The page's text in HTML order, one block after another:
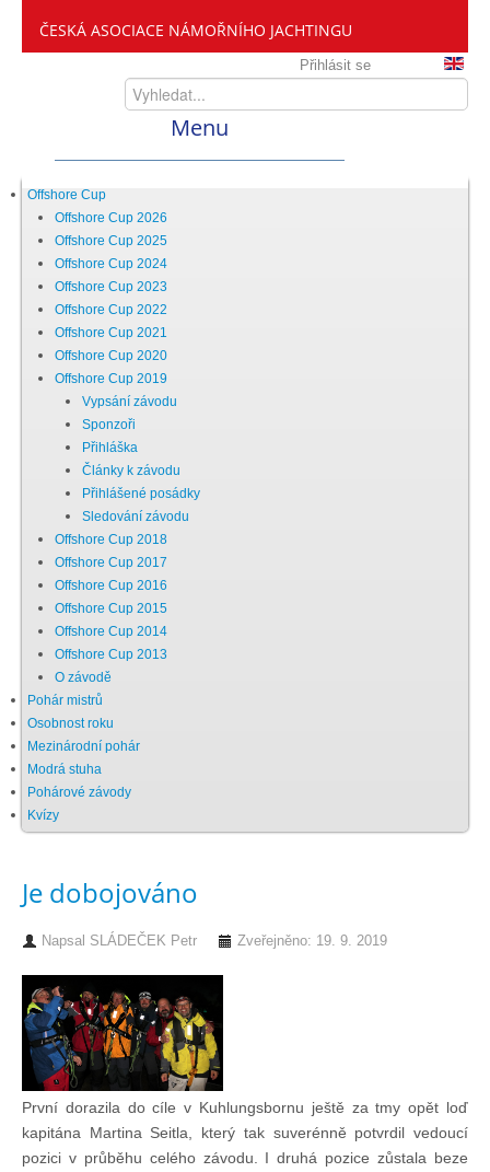
ČESKÁ ASOCIACE NÁMOŘNÍHO JACHTINGU
Přihlásit se
Menu
Home
ČANY
Kdo jsme
Zveme vás mezi nás
Setkání ČANY
Chci se stát členem
Oznámení
Členské příspěvky
Dokumenty ke stažení
Ochrana osobních údajů
Legislativní proces
Doklady osob
Lodě - technika (tech. způsobilost)
Lodě - registrace
Offshore Cup
Offshore Cup 2026
Offshore Cup 2025
Offshore Cup 2024
Offshore Cup 2023
Offshore Cup 2022
Offshore Cup 2021
Offshore Cup 2020
Offshore Cup 2019
Vypsání závodu
Sponzoři
Přihláška
Články k závodu
Přihlášené posádky
Sledování závodu
Offshore Cup 2018
Offshore Cup 2017
Offshore Cup 2016
Offshore Cup 2015
Offshore Cup 2014
Offshore Cup 2013
O závodě
Pohár mistrů
Osobnost roku
Mezinárodní pohár
Modrá stuha
Pohárové závody
Kvízy
Je dobojováno
Napsal SLÁDEČEK Petr Zveřejněno: 19. 9. 2019
První dorazila do cíle v Kuhlungsbornu ještě za tmy opět loď
kapitána Martina Seitla, který tak suverénně potvrdil vedoucí
pozici v průběhu celého závodu. I druhá pozice zůstala beze